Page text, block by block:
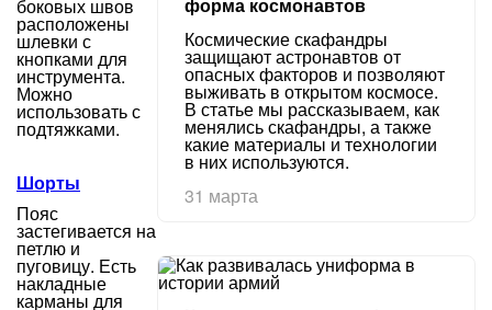
Космические скафандры
защищают астронавтов от
опасных факторов и позволяют
выживать в открытом космосе.
В статье мы рассказываем, как
менялись скафандры, а также
какие материалы и технологии
в них используются.
31 марта
боковых швов
расположены
шлевки с
кнопками для
инструмента.
Можно
использовать с
подтяжками.
Шорты
Пояс
застегивается на
петлю и
пуговицу. Есть
накладные
карманы для